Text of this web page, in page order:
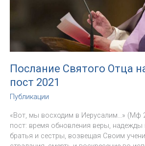
разворачивается
масштабах,
превосходящих
человеческую
жизнь»
Послание Святого Отца
пост 2021
Публикации
«Вот, мы восходим в Иерусалим…» (Мф
пост: время обновления веры,
братья и сестры, возвещая Своим